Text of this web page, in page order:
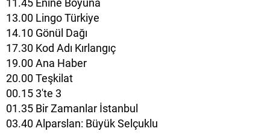
11.45 Enine Boyuna
13.00 Lingo Türkiye
14.10 Gönül Dağı
17.30 Kod Adı Kırlangıç
19.00 Ana Haber
20.00 Teşkilat
00.15 3'te 3
01.35 Bir Zamanlar İstanbul
03.40 Alparslan: Büyük Selçuklu